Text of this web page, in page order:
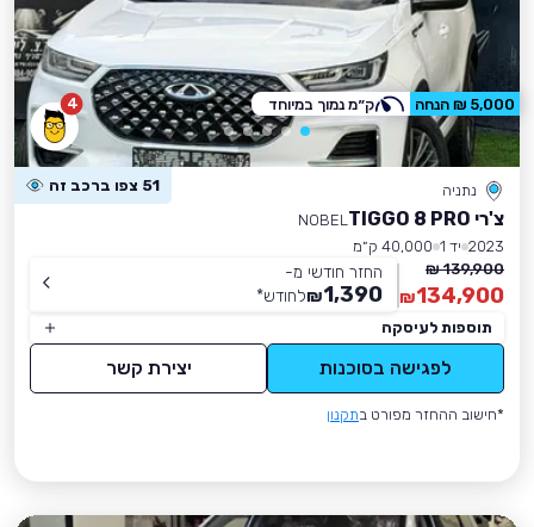
4
נתניה 51 צפו ברכב זה
צ'רי TIGGO 8 PRO
NOBEL
2023 יד 1
40,000 ק״מ
139,900 ₪
134,900
₪
החזר חודשי מ-
1,390
₪לחודש*
תוספות לעיסקה
לפגישה בסוכנות יצירת קשר
*חישוב ההחזר מפורט בתקנון
5,000 ₪ הנחה ק״מ נמוך במיוחד